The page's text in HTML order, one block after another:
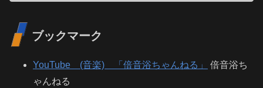
ブックマーク
YouTube (音楽) 「倍音浴ちゃんねる」
倍音浴ち
ゃんねる